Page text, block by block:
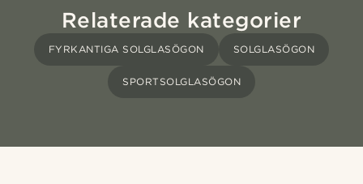
Relaterade kategorier
FYRKANTIGA SOLGLASÖGON SOLGLASÖGON
SPORTSOLGLASÖGON